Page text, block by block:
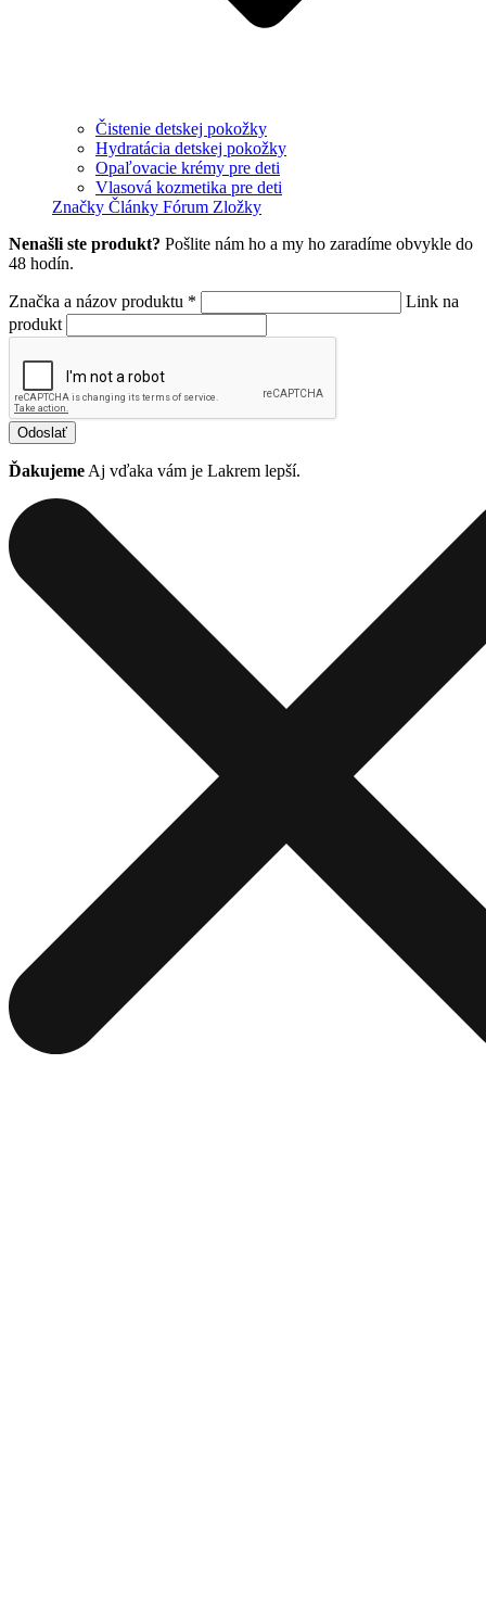
Čistenie detskej pokožky
Hydratácia detskej pokožky
Opaľovacie krémy pre deti
Vlasová kozmetika pre deti
Značky Články Fórum Zložky
Nenašli ste produkt? Pošlite nám ho a my ho zaradíme obvykle do
48 hodín.
Značka a názov produktu *
Link na
produkt
Odoslať
Ďakujeme Aj vďaka vám je Lakrem lepší.